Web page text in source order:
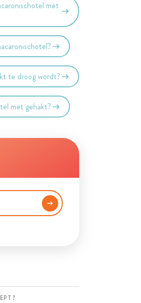
met
te droog wordt?
met gehakt?